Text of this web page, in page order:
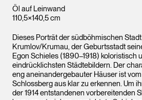
Öl auf Leinwand
110,5×140,5 cm
Dieses Porträt der südböhmischen
Krumlov/Krumau, der Geburtsstadt
Egon Schieles (1890–1918) koloristisch
eindrücklichsten Städtebildern. Der
eng aneinandergebauter Häuser ist
Schlossberg aus klar zu erkennen. Um
der 1914 entstandenen vorbereitenden